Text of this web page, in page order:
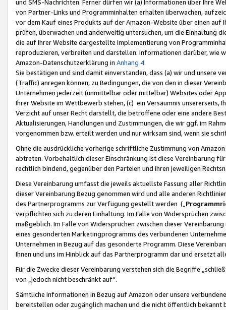
und SMS-Nachrichten. Ferner dürfen wir (a) Informationen über Ihre
von Partner-Links und Programminhalten erhalten überwachen,
vor dem Kauf eines Produkts auf der Amazon-Website über einen
prüfen, überwachen und anderweitig untersuchen, um die Einhaltung
die auf Ihrer Website dargestellte Implementierung von
reproduzieren, verbreiten und darstellen. Informationen darüber, wie
Amazon-Datenschutzerklärung in Anhang 4.
Sie bestätigen und sind damit einverstanden, dass (a) wir und
(Traffic) anregen können, zu Bedingungen, die von den in dieser
Unternehmen jederzeit (unmittelbar oder mittelbar) Websites oder
Ihrer Website im Wettbewerb stehen, (c) ein Versäumnis unsererseits,
Verzicht auf unser Recht darstellt, die betroffene oder eine andere
Aktualisierungen, Handlungen und Zustimmungen, die wir ggf. im
vorgenommen bzw. erteilt werden und nur wirksam sind, wenn sie
Ohne die ausdrückliche vorherige schriftliche Zustimmung von
abtreten. Vorbehaltlich dieser Einschränkung ist diese Vereinbarung
rechtlich bindend, gegenüber den Parteien und ihren jeweiligen
Diese Vereinbarung umfasst die jeweils aktuellste Fassung aller
dieser Vereinbarung Bezug genommen wird und alle anderen
des Partnerprogramms zur Verfügung gestellt werden („
verpflichten sich zu deren Einhaltung. Im Falle von Widersprüchen
maßgeblich. Im Falle von Widersprüchen zwischen dieser
eines gesonderten Marketingprogramms des verbundenen
Unternehmen in Bezug auf das gesonderte Programm. Diese
Ihnen und uns im Hinblick auf das Partnerprogramm dar und ersetzt
Für die Zwecke dieser Vereinbarung verstehen sich die Begriffe
von „jedoch nicht beschränkt auf“.
Sämtliche Informationen in Bezug auf Amazon oder unsere
bereitstellen oder zugänglich machen und die nicht öffentlich